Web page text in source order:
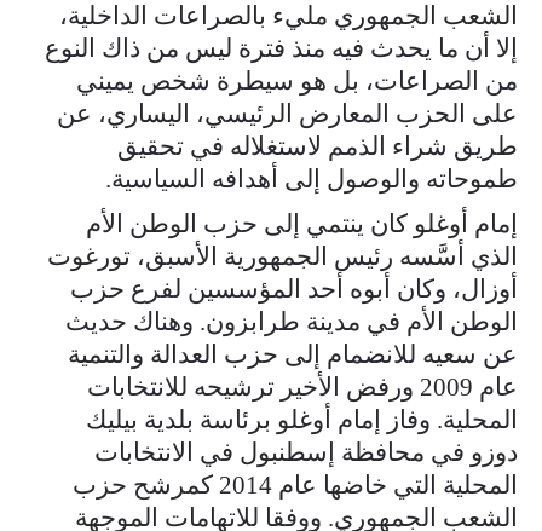
الشعب الجمهوري مليء بالصراعات الداخلية،
إلا أن ما يحدث فيه منذ فترة ليس من ذاك النوع
من الصراعات، بل هو سيطرة شخص يميني
على الحزب المعارض الرئيسي، اليساري، عن
طريق شراء الذمم لاستغلاله في تحقيق
طموحاته والوصول إلى أهدافه السياسية.
إمام أوغلو كان ينتمي إلى حزب الوطن الأم
الذي أسَّسه رئيس الجمهورية الأسبق، تورغوت
أوزال، وكان أبوه أحد المؤسسين لفرع حزب
الوطن الأم في مدينة طرابزون. وهناك حديث
عن سعيه للانضمام إلى حزب العدالة والتنمية
عام 2009 ورفض الأخير ترشيحه للانتخابات
المحلية. وفاز إمام أوغلو برئاسة بلدية بيليك
دوزو في محافظة إسطنبول في الانتخابات
المحلية التي خاضها عام 2014 كمرشح حزب
الشعب الجمهوري. ووفقا للاتهامات الموجهة